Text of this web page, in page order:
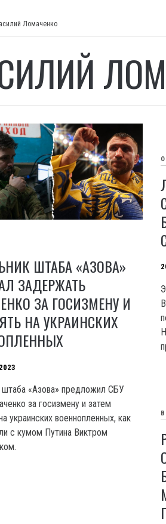
Ломаченко
ШТАБА «АЗОВА»
ЗАДЕРЖАТЬ
ЗА ГОСИЗМЕНУ И
НА УКРАИНСКИХ
штаба «Азова» предложил СБУ
за госизмену и затем
украинских военнопленных, как
с кумом Путина Виктром